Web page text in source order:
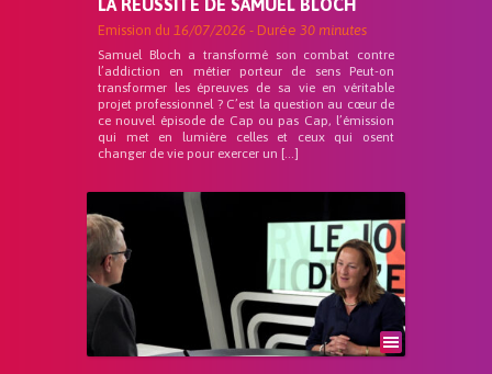
LA RÉUSSITE DE SAMUEL BLOCH
Emission du 16/07/2026 - Durée 30 minutes
Samuel Bloch a transformé son combat contre
l’addiction en métier porteur de sens Peut-on
transformer les épreuves de sa vie en véritable
projet professionnel ? C’est la question au cœur de
ce nouvel épisode de Cap ou pas Cap, l’émission
qui met en lumière celles et ceux qui osent
changer de vie pour exercer un […]